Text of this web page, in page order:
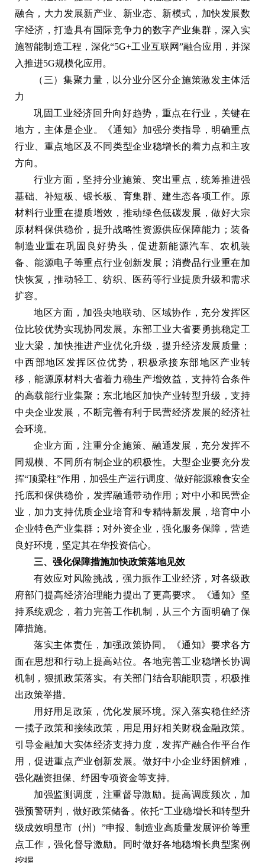
融合，大力发展新产业、新业态、新模式，加快发展数
字经济，打造具有国际竞争力的数字产业集群，深入实
施智能制造工程，深化“5G+工业互联网”融合应用，并深
入推进5G规模化应用。
（三）集聚力量，以分业分区分企施策激发主体活
力
巩固工业经济回升向好趋势，重点在行业，关键在
地方，主体是企业。《通知》加强分类指导，明确重点
行业、重点地区及不同类型企业稳增长的着力点和主攻
方向。
行业方面，坚持分业施策、突出重点，统筹推进强
基础、补短板、锻长板、育集群、建生态各项工作。原
材料行业重在提质增效，推动绿色低碳发展，做好大宗
原材料保供稳价，提升战略性资源供应保障能力；装备
制造业重在巩固良好势头，促进新能源汽车、农机装
备、能源电子等重点行业创新发展；消费品行业重在加
快恢复，推动轻工、纺织、医药等行业提质升级和需求
扩容。
地区方面，加强央地联动、区域协作，充分发挥区
位比较优势实现协同发展。东部工业大省要勇挑稳定工
业大梁，加快推进产业优化升级，提升经济发展质量；
中西部地区发挥区位优势，积极承接东部地区产业转
移，能源原材料大省着力稳生产增效益，支持符合条件
的高载能行业集聚；东北地区加快产业转型升级，支持
中央企业发展，不断完善有利于民营经济发展的经济社
会环境。
企业方面，注重分企施策、融通发展，充分发挥不
同规模、不同所有制企业的积极性。大型企业要充分发
挥“顶梁柱”作用，加强生产运行调度、做好能源粮食安全
托底和保供稳价，发挥融通带动作用；对中小和民营企
业，加力支持优质企业培育和专精特新发展，培育中小
企业特色产业集群；对外资企业，强化服务保障，营造
良好环境，坚定其在华投资信心。
三、强化保障措施加快政策落地见效
有效应对风险挑战，强力振作工业经济，对各级政
府部门提高经济治理能力提出了更高要求。《通知》坚
持系统观念，着力完善工作机制，从三个方面明确了保
障措施。
落实主体责任，加强政策协同。《通知》要求各方
面在思想和行动上提高站位。各地完善工业稳增长协调
机制，狠抓政策落实。有关部门结合职能职责，积极推
出政策举措。
用好用足政策，优化发展环境。深入落实稳住经济
一揽子政策和接续政策，用足用好相关财税金融政策。
引导金融加大实体经济支持力度，发挥产融合作平台作
用，促进重点产业创新发展。做好中小企业纾困解难，
强化融资担保、纾困专项资金等支持。
加强监测调度，注重督导激励。提高调度频次，加
强预警研判，做好政策储备。依托“工业稳增长和转型升
级成效明显市（州）”申报、制造业高质量发展评价等重
点工作，强化督导激励。同时做好各地稳增长典型案例
挖掘。